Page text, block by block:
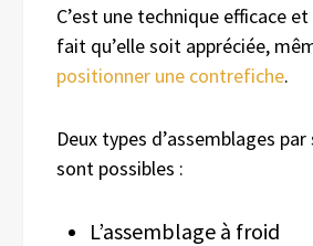
C’est une technique efficace
fait qu’elle soit appréciée,
positionner une contrefiche.
Deux types d’assemblages
sont possibles :
L’assemblage à froid